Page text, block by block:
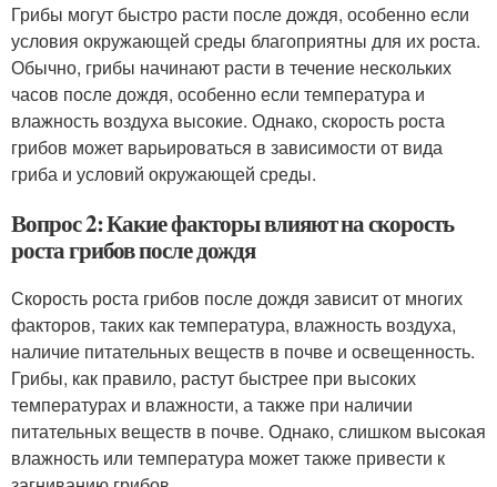
Грибы могут быстро расти после дождя, особенно если
условия окружающей среды благоприятны для их роста.
Обычно, грибы начинают расти в течение нескольких
часов после дождя, особенно если температура и
влажность воздуха высокие. Однако, скорость роста
грибов может варьироваться в зависимости от вида
гриба и условий окружающей среды.
Вопрос 2: Какие факторы влияют на скорость
роста грибов после дождя
Скорость роста грибов после дождя зависит от многих
факторов, таких как температура, влажность воздуха,
наличие питательных веществ в почве и освещенность.
Грибы, как правило, растут быстрее при высоких
температурах и влажности, а также при наличии
питательных веществ в почве. Однако, слишком высокая
влажность или температура может также привести к